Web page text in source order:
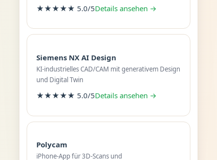
★★★★★ 5.0/5Details ansehen →
Siemens NX AI Design
KI-industrielles CAD/CAM mit generativem Design
und Digital Twin
★★★★★ 5.0/5Details ansehen →
Polycam
iPhone-App für 3D-Scans und